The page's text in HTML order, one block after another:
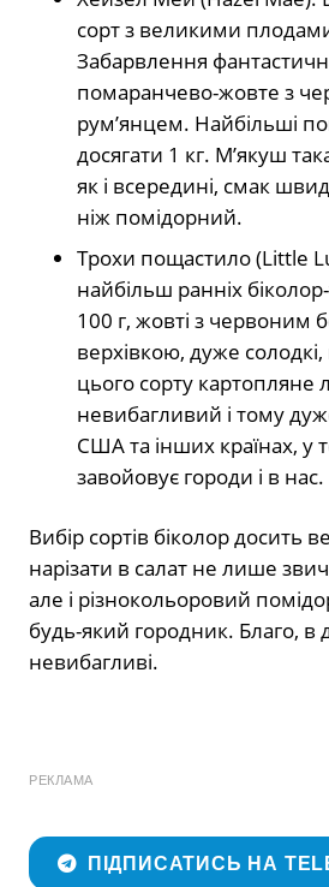
сорт з великими
Забарвлення
помаранчево-жовте з
рум’янцем. Найбільші
досягати 1 кг. М’якуш
як і всередині, смак
ніж помідорний.
Трохи пощастило (Little
найбільш ранніх
100 г, жовті з червоним
верхівкою, дуже
цього сорту картопляне
невибагливий і тому
США та інших країнах, у
завойовує городи і в нас.
Вибір сортів біколор досить
нарізати в салат не лише
але і різнокольоровий
будь-який городник. Благо, в
невибагливі.
РЕКЛАМА
ПІДПИСАТИСЬ НА